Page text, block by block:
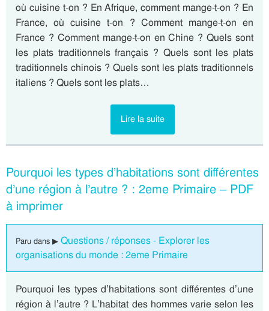
où cuisine t-on ? En Afrique, comment mange-t-on ? En
France, où cuisine t-on ? Comment mange-t-on en
France ? Comment mange-t-on en Chine ? Quels sont
les plats traditionnels français ? Quels sont les plats
traditionnels chinois ? Quels sont les plats traditionnels
italiens ? Quels sont les plats…
Lire la suite
Pourquoi les types d’habitations sont différentes
d’une région à l’autre ? : 2eme Primaire – PDF
à imprimer
Paru dans ▶ Questions / réponses - Explorer les
organisations du monde : 2eme Primaire
Pourquoi les types d’habitations sont différentes d’une
région à l’autre ? L’habitat des hommes varie selon les